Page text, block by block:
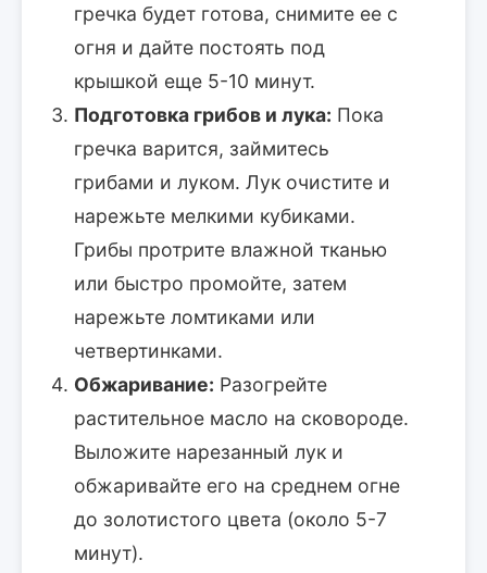
гречка будет готова, снимите ее с
огня и дайте постоять под
крышкой еще 5-10 минут.
Подготовка грибов и лука: Пока
гречка варится, займитесь
грибами и луком. Лук очистите и
нарежьте мелкими кубиками.
Грибы протрите влажной тканью
или быстро промойте, затем
нарежьте ломтиками или
четвертинками.
Обжаривание: Разогрейте
растительное масло на сковороде.
Выложите нарезанный лук и
обжаривайте его на среднем огне
до золотистого цвета (около 5-7
минут).